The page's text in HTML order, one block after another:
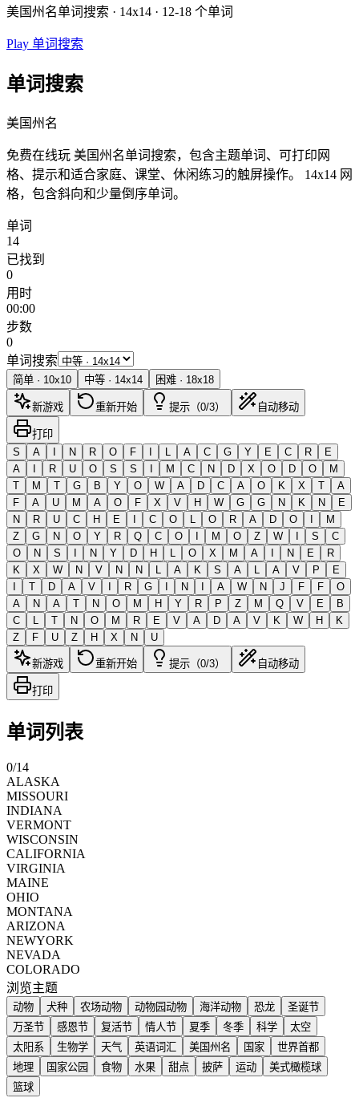
美国州名单词搜索 · 14x14 · 12-18 个单词
Play 单词搜索
单词搜索
美国州名
免费在线玩 美国州名单词搜索，包含主题单词、可打印网
格、提示和适合家庭、课堂、休闲练习的触屏操作。
14x14 网
格，包含斜向和少量倒序单词。
单词
14
已找到
0
用时
00:00
步数
0
单词搜索
简单 · 10x10 中等 · 14x14 困难 · 18x18
新游戏 重新开始 提示（0/3） 自动移动
打印
S
A I N R O F I L A C G Y E C R
E
A
I R U O S S I M C N D X O D O
M
T
M T G B Y O W A D C A O K X T
A
F
A U M A O F X V H W G G N K N
E
N
R U C H E I C O L O R A D O I
M
Z
G N O Y R Q C O I M O Z W I S
C
O
N S I N Y D H L O X M A I N E
R
K
X W N V N N L A K S A L A V P
E
I
T D A V I R G I N I A W N J F F
O
A
N A T N O M H Y R P Z M Q V E
B
C
L T N O M R E V A D A V K W H
K
Z
F U Z H X N U
新游戏 重新开始 提示（0/3） 自动移动
打印
单词列表
0/14
ALASKA
MISSOURI
INDIANA
VERMONT
WISCONSIN
CALIFORNIA
VIRGINIA
MAINE
OHIO
MONTANA
ARIZONA
NEWYORK
NEVADA
COLORADO
浏览主题
动物 犬种 农场动物 动物园动物 海洋动物 恐龙
圣诞节
万圣节
感恩节 复活节 情人节 夏季 冬季 科学
太空
太阳系
生物学 天气 英语词汇 美国州名 国家
世界首都
地理
国家公园 食物 水果 甜点 披萨 运动
美式橄榄球
篮球